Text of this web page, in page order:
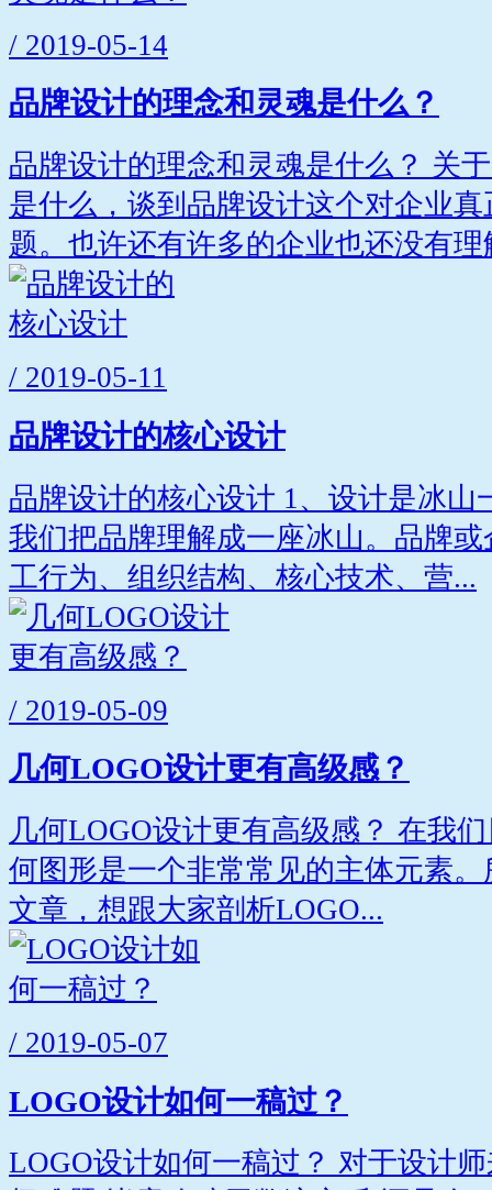
/ 2019-05-14
品牌设计的理念和灵魂是什么？
品牌设计的理念和灵魂是什么？ 关
是什么，谈到品牌设计这个对企业
题。也许还有许多的企业也还没有理
/ 2019-05-11
品牌设计的核心设计
品牌设计的核心设计 1、设计是冰山
我们把品牌理解成一座冰山。品牌
工行为、组织结构、核心技术、营...
/ 2019-05-09
几何LOGO设计更有高级感？
几何LOGO设计更有高级感？ 在我
何图形是一个非常常见的主体元素
文章，想跟大家剖析LOGO...
/ 2019-05-07
LOGO设计如何一稿过？
LOGO设计如何一稿过？ 对于设计